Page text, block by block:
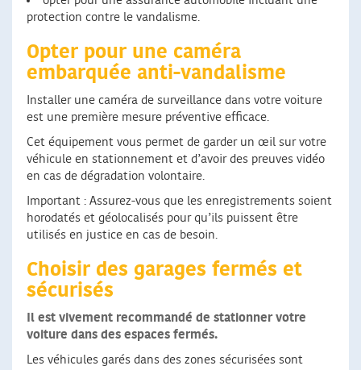
protection contre le vandalisme.
Opter pour une caméra
embarquée anti-vandalisme
Installer une caméra de surveillance dans votre voiture
est une première mesure préventive efficace.
Cet équipement vous permet de garder un œil sur votre
véhicule en stationnement et d’avoir des preuves vidéo
en cas de dégradation volontaire.
Important : Assurez-vous que les enregistrements soient
horodatés et géolocalisés pour qu’ils puissent être
utilisés en justice en cas de besoin.
Choisir des garages fermés et
sécurisés
Il est vivement recommandé de stationner votre
voiture dans des espaces fermés.
Les véhicules garés dans des zones sécurisées sont